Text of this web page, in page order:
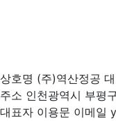
상호명 (주)역산정공
주소 인천광역시 부평
대표자 이용문 이메일